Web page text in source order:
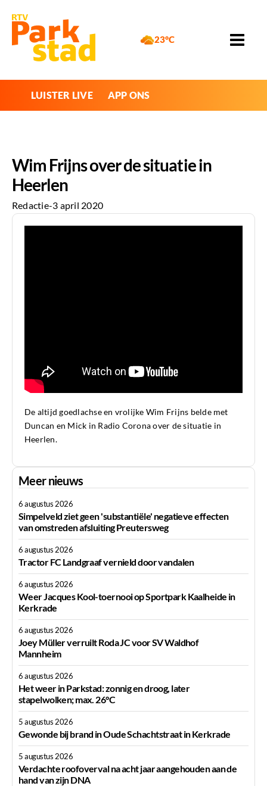
23°C
LUISTER LIVE APP ONS
Wim Frijns over de situatie in
Heerlen
Redactie-3 april 2020
De altijd goedlachse en vrolijke Wim Frijns belde met
Duncan en Mick in Radio Corona over de situatie in
Heerlen.
Meer nieuws
6 augustus 2026
Simpelveld ziet geen 'substantiële' negatieve effecten
van omstreden afsluiting Preutersweg
6 augustus 2026
Tractor FC Landgraaf vernield door vandalen
6 augustus 2026
Weer Jacques Kool-toernooi op Sportpark Kaalheide in
Kerkrade
6 augustus 2026
Joey Müller verruilt Roda JC voor SV Waldhof
Mannheim
6 augustus 2026
Het weer in Parkstad: zonnig en droog, later
stapelwolken; max. 26°C
5 augustus 2026
Gewonde bij brand in Oude Schachtstraat in Kerkrade
5 augustus 2026
Verdachte roofoverval na acht jaar aangehouden aan de
hand van zijn DNA